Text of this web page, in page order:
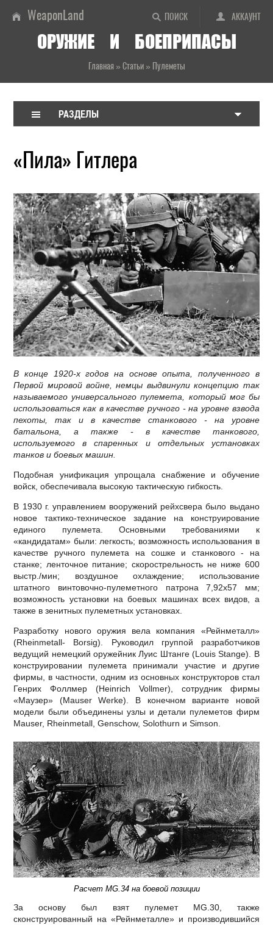
ПОИСК АККАУНТ
WeaponLand
ОРУЖИЕ И БОЕПРИПАСЫ
Главная» Статьи» Пулеметы
РАЗДЕЛЫ
«Пила» Гитлера
В конце 1920-х годов на основе опыта, полученного в
Первой мировой войне, немцы выдвинули концепцию так
называемого универсального пулемета, который мог бы
использоваться как в качестве ручного - на уровне взвода
пехоты, так и в качестве станкового - на уровне
батальона, а также - в качестве танкового,
используемого в спаренных и отдельных установках
танков и боевых машин.
Подобная унификация упрощала снабжение и обучение
войск, обеспечивала высокую тактическую гибкость.
В 1930 г. управлением вооружений рейхсвера было выдано
новое тактико-техническое задание на конструирование
единого пулемета. Основными требованиями к
«кандидатам» были: легкость; возможность использования в
качестве ручного пулемета на сошке и станкового - на
станке; ленточное питание; скорострельность не ниже 600
выстр./мин; воздушное охлаждение; использование
штатного винтовочно-пулеметного патрона 7,92x57 мм;
возможность установки на боевых машинах всех видов, а
также в зенитных пулеметных установках.
Разработку нового оружия вела компания «Рейнметалл»
(Rheinmetall- Borsig). Руководил группой разработчиков
ведущий немецкий оружейник Луис Штанге (Louis Stange). В
конструировании пулемета принимали участие и другие
фирмы, в частности, одним из основных конструкторов стал
Генрих Фоллмер (Heinrich Vollmer), сотрудник фирмы
«Маузер» (Mauser Werke). В конечном варианте новой
модели были объединены узлы и детали пулеметов фирм
Mauser, Rheinmetall, Genschow, Solothurn и Simson.
Расчет MG.34 на боевой позиции
За основу был взят пулемет MG.30, также
сконструированный на «Рейнметалле» и производившийся